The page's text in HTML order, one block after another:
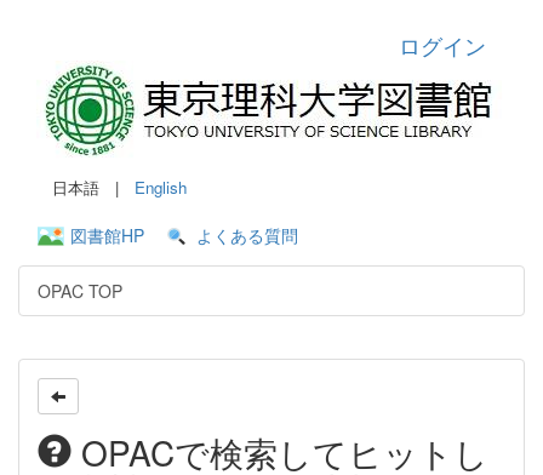
ログイン
日本語 | English
図書館HP よくある質問
OPAC TOP
OPACで検索してヒットし